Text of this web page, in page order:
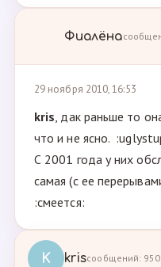
Фиалёна
29 ноября 2010, 16:53
kris, дак раньше то
что и не ясно.
С 2001 года у них
самая (с ее
:смеется:
K krisсообщений: 950